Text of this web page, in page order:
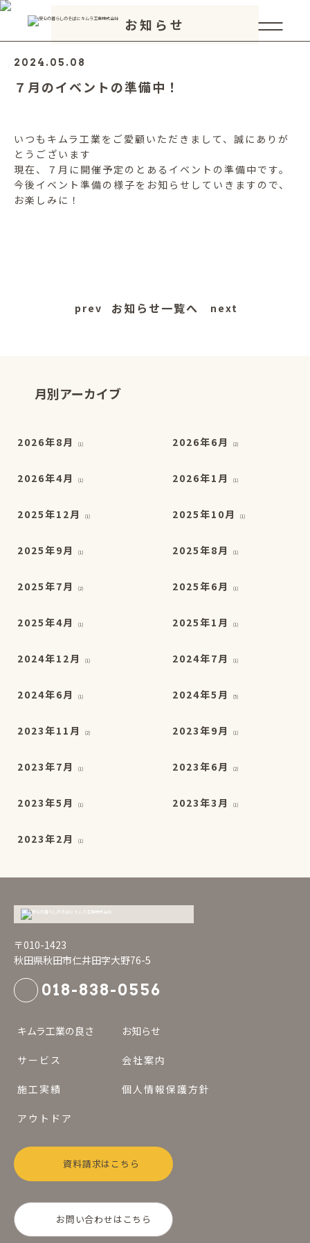
お知らせ
2024.05.08
７月のイベントの準備中！
いつもキムラ工業をご愛顧いただきまして、誠にありが
とうございます
現在、７月に開催予定のとあるイベントの準備中です。
今後イベント準備の様子をお知らせしていきますので、
お楽しみに！
prev お知らせ一覧へ next
月別アーカイブ
2026年8月 (1) 2026年6月 (2)
2026年4月 (1) 2026年1月 (1)
2025年12月 (1) 2025年10月 (1)
2025年9月 (1) 2025年8月 (1)
2025年7月 (2) 2025年6月 (1)
2025年4月 (1) 2025年1月 (1)
2024年12月 (1) 2024年7月 (1)
2024年6月 (1) 2024年5月 (5)
2023年11月 (2) 2023年9月 (1)
2023年7月 (1) 2023年6月 (2)
2023年5月 (1) 2023年3月 (1)
2023年2月 (1)
〒010-1423
秋田県秋田市仁井田字大野76-5
018-838-0556
キムラ工業の良さ
サービス
施工実績
アウトドア
お知らせ
会社案内
個人情報保護方針
資料請求はこちら
お問い合わせはこちら